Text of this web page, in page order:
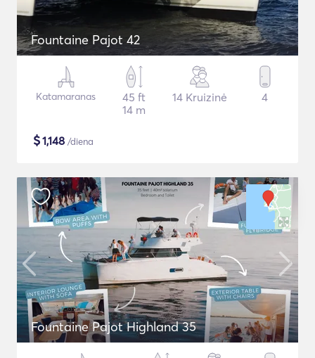
Fountaine Pajot 42
Katamaranas
45 ft
14 m
14 Kruizinė 4
$1,148 /diena
Fountaine Pajot Highland 35